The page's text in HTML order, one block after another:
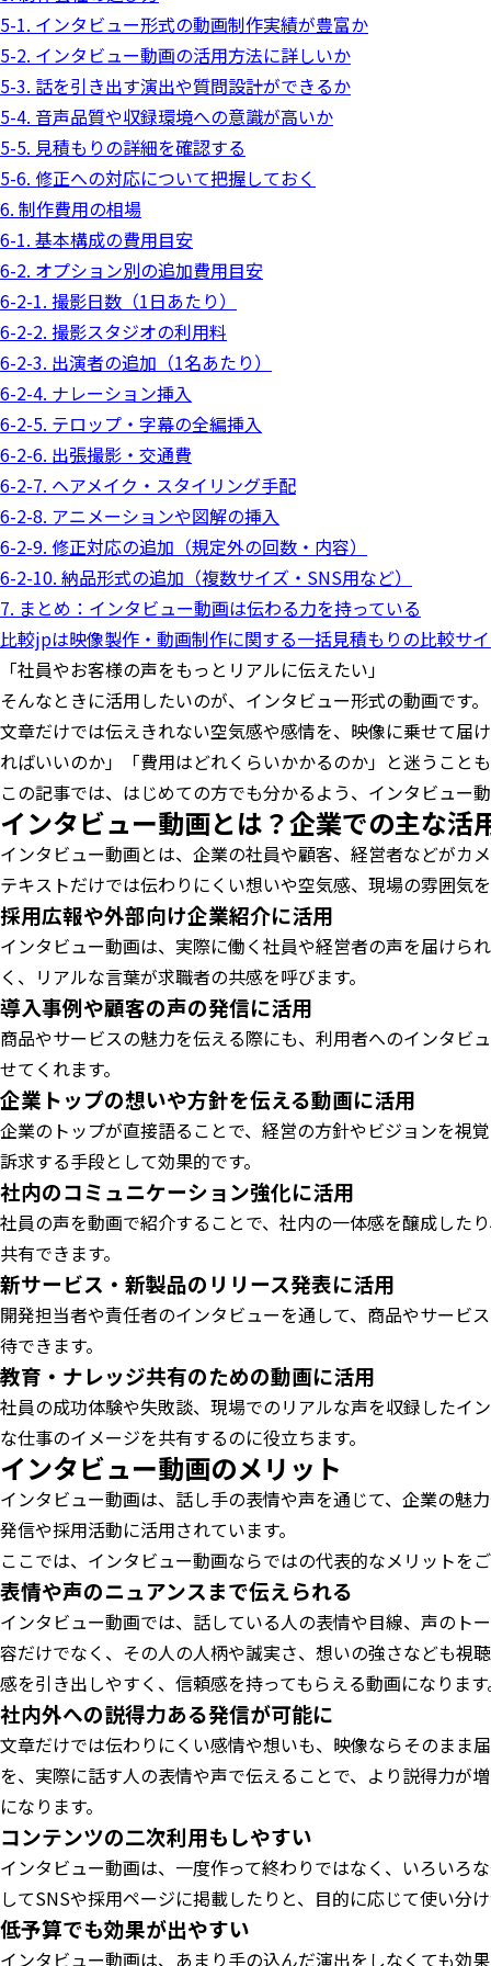
5-1. インタビュー形式の動画制作実績が豊富か
5-2. インタビュー動画の活用方法に詳しいか
5-3. 話を引き出す演出や質問設計ができるか
5-4. 音声品質や収録環境への意識が高いか
5-5. 見積もりの詳細を確認する
5-6. 修正への対応について把握しておく
6. 制作費用の相場
6-1. 基本構成の費用目安
6-2. オプション別の追加費用目安
6-2-1. 撮影日数（1日あたり）
6-2-2. 撮影スタジオの利用料
6-2-3. 出演者の追加（1名あたり）
6-2-4. ナレーション挿入
6-2-5. テロップ・字幕の全編挿入
6-2-6. 出張撮影・交通費
6-2-7. ヘアメイク・スタイリング手配
6-2-8. アニメーションや図解の挿入
6-2-9. 修正対応の追加（規定外の回数・内容）
6-2-10. 納品形式の追加（複数サイズ・SNS用など）
7. まとめ：インタビュー動画は伝わる力を持っている
比較jpは映像製作・動画制作に関する一括見積もりの比較サ
「社員やお客様の声をもっとリアルに伝えたい」
そんなときに活用したいのが、インタビュー形式の動画です。
文章だけでは伝えきれない空気感や感情を、映像に乗せて届
ればいいのか」「費用はどれくらいかかるのか」と迷うこと
この記事では、はじめての方でも分かるよう、インタビュー
インタビュー動画とは？企業での主な活
インタビュー動画とは、企業の社員や顧客、経営者などがカ
テキストだけでは伝わりにくい想いや空気感、現場の雰囲気
採用広報や外部向け企業紹介に活用
インタビュー動画は、実際に働く社員や経営者の声を届けら
く、リアルな言葉が求職者の共感を呼びます。
導入事例や顧客の声の発信に活用
商品やサービスの魅力を伝える際にも、利用者へのインタビ
せてくれます。
企業トップの想いや方針を伝える動画に活用
企業のトップが直接語ることで、経営の方針やビジョンを視
訴求する手段として効果的です。
社内のコミュニケーション強化に活用
社員の声を動画で紹介することで、社内の一体感を醸成した
共有できます。
新サービス・新製品のリリース発表に活用
開発担当者や責任者のインタビューを通して、商品やサービ
待できます。
教育・ナレッジ共有のための動画に活用
社員の成功体験や失敗談、現場でのリアルな声を収録したイ
な仕事のイメージを共有するのに役立ちます。
インタビュー動画のメリット
インタビュー動画は、話し手の表情や声を通じて、企業の魅
発信や採用活動に活用されています。
ここでは、インタビュー動画ならではの代表的なメリットを
表情や声のニュアンスまで伝えられる
インタビュー動画では、話している人の表情や目線、声のト
容だけでなく、その人の人柄や誠実さ、想いの強さなども視
感を引き出しやすく、信頼感を持ってもらえる動画になりま
社内外への説得力ある発信が可能に
文章だけでは伝わりにくい感情や想いも、映像ならそのまま
を、実際に話す人の表情や声で伝えることで、より説得力が
になります。
コンテンツの二次利用もしやすい
インタビュー動画は、一度作って終わりではなく、いろいろ
してSNSや採用ページに掲載したりと、目的に応じて使い分
低予算でも効果が出やすい
インタビュー動画は、あまり手の込んだ演出をしなくても効